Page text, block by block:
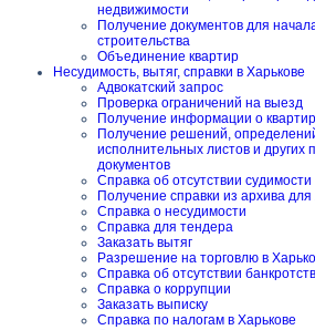
недвижимости
Получение документов для
строительства
Объединение квартир
Несудимость, вытяг, справки в Харькове
Адвокатский запрос
Проверка ограничений на выезд
Получение информации о
Получение решений,
исполнительных листов и других
документов
Справка об отсутствии судимости
Получение справки из архива
Справка о несудимости
Справка для тендера
Заказать вытяг
Разрешение на торговлю в
Справка об отсутствии
Справка о коррупции
Заказать выписку
Справка по налогам в Харькове